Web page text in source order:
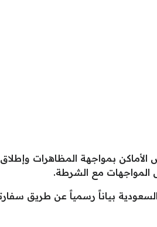
بمواجهة المظاهرات
بياناً رسمياً عن طريق